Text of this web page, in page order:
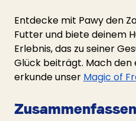
Entdecke mit Pawy den
Futter und biete deinem
Erlebnis, das zu seiner
Glück beiträgt. Mach
erkunde unser Magic of